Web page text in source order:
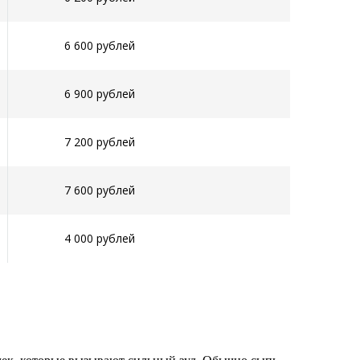
6 600 рублей
6 900 рублей
7 200 рублей
7 600 рублей
4 000 рублей